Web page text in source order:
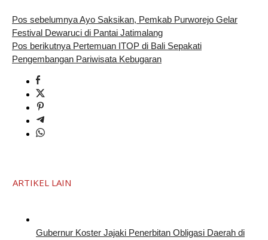
Pos sebelumnyaAyo Saksikan, Pemkab Purworejo Gelar
Festival Dewaruci di Pantai Jatimalang
Pos berikutnyaPertemuan ITOP di Bali Sepakati
Pengembangan Pariwisata Kebugaran
ARTIKEL LAIN
Gubernur Koster Jajaki Penerbitan Obligasi Daerah di